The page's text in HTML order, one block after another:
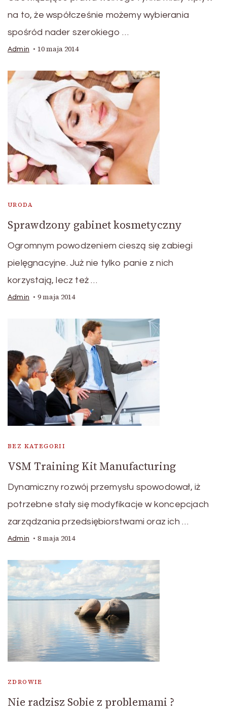
na to, że współcześnie możemy wybierania
spośród nader szerokiego …
Admin 10 maja 2014
URODA
Sprawdzony gabinet kosmetyczny
Ogromnym powodzeniem cieszą się zabiegi
pielęgnacyjne. Już nie tylko panie z nich
korzystają, lecz też …
Admin 9 maja 2014
BEZ KATEGORII
VSM Training Kit Manufacturing
Dynamiczny rozwój przemysłu spowodował, iż
potrzebne stały się modyfikacje w koncepcjach
zarządzania przedsiębiorstwami oraz ich …
Admin 8 maja 2014
ZDROWIE
Nie radzisz Sobie z problemami ?